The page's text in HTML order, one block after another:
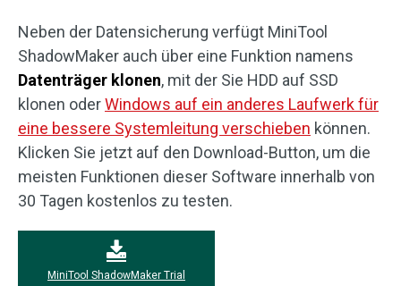
Neben der Datensicherung verfügt MiniTool
ShadowMaker auch über eine Funktion namens
Datenträger klonen, mit der Sie HDD auf SSD
klonen oderWindows auf ein anderes Laufwerk für
eine bessere Systemleitung verschieben können.
Klicken Sie jetzt auf den Download-Button, um die
meisten Funktionen dieser Software innerhalb von
30 Tagen kostenlos zu testen.
MiniTool ShadowMaker Trial